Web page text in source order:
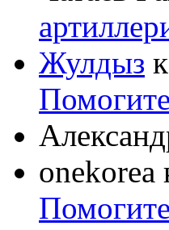
Жулдыз
onekorea